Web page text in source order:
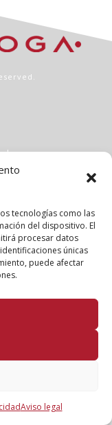
tecnologías como las
del dispositivo. El
procesar datos
únicas
puede afectar
Aviso legal